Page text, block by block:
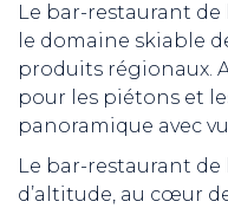
Le bar-restaurant de
le domaine skiable
produits régionaux.
pour les piétons et
panoramique avec
Le bar-restaurant de
d’altitude, au cœur